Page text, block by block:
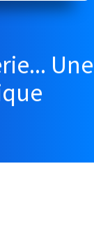
Une